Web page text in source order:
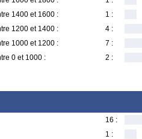
1400 et 1600 :
1 :
1200 et 1400 :
4 :
1000 et 1200 :
7 :
0 et 1000 :
2 :
16 :
1 :